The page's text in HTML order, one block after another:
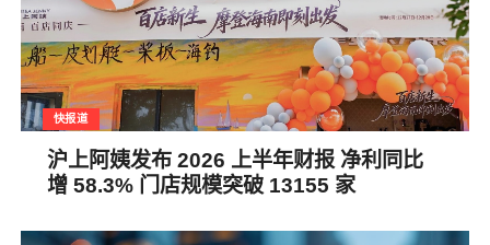
快报道
沪上阿姨发布 2026 上半年财报 净利同比
增 58.3% 门店规模突破 13155 家